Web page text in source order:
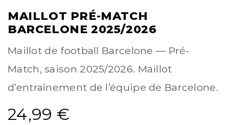
MAILLOT PRÉ-MATCH
BARCELONE 2025/2026
Maillot de football Barcelone — Pré-
Match, saison 2025/2026. Maillot
d’entraînement de l’équipe de Barcelone.
24,99 €